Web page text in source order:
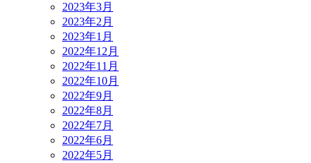
2023年3月
2023年2月
2023年1月
2022年12月
2022年11月
2022年10月
2022年9月
2022年8月
2022年7月
2022年6月
2022年5月